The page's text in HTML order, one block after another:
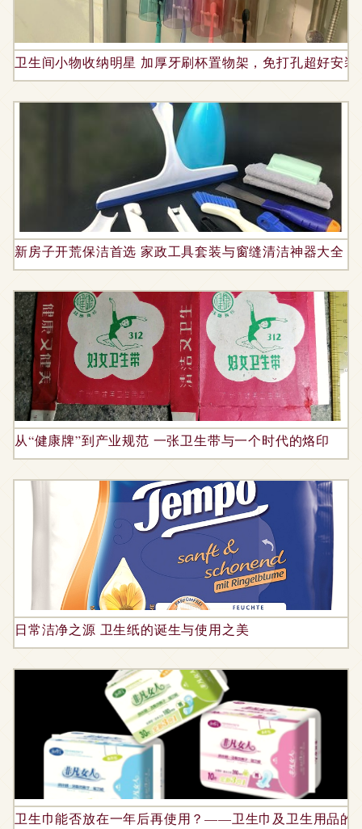
卫生间小物收纳明星 加厚牙刷杯置物架，免打孔超好安装
新房子开荒保洁首选 家政工具套装与窗缝清洁神器大全
从“健康牌”到产业规范 一张卫生带与一个时代的烙印
日常洁净之源 卫生纸的诞生与使用之美
卫生巾能否放在一年后再使用？——卫生巾及卫生用品的